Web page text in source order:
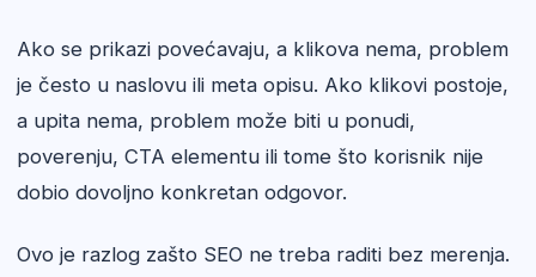
Ako se prikazi povećavaju, a klikova nema, problem
je često u naslovu ili meta opisu. Ako klikovi postoje,
a upita nema, problem može biti u ponudi,
poverenju, CTA elementu ili tome što korisnik nije
dobio dovoljno konkretan odgovor.
Ovo je razlog zašto SEO ne treba raditi bez merenja.